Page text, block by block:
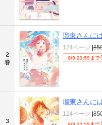
2
巻
瑠東さんに
124ページ |
8/9 23:59まで
3
瑠東さんに
124ページ |